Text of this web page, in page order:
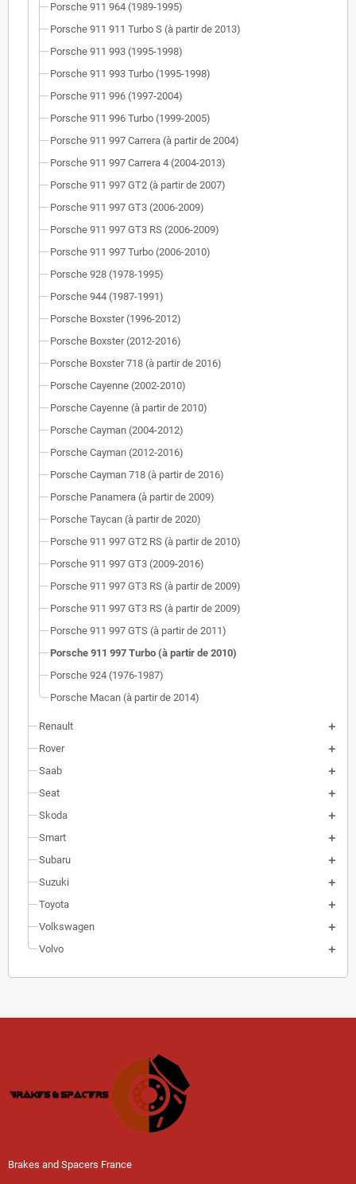
Porsche 911 964 (1989-1995)
Porsche 911 911 Turbo S (à partir de 2013)
Porsche 911 993 (1995-1998)
Porsche 911 993 Turbo (1995-1998)
Porsche 911 996 (1997-2004)
Porsche 911 996 Turbo (1999-2005)
Porsche 911 997 Carrera (à partir de 2004)
Porsche 911 997 Carrera 4 (2004-2013)
Porsche 911 997 GT2 (à partir de 2007)
Porsche 911 997 GT3 (2006-2009)
Porsche 911 997 GT3 RS (2006-2009)
Porsche 911 997 Turbo (2006-2010)
Porsche 928 (1978-1995)
Porsche 944 (1987-1991)
Porsche Boxster (1996-2012)
Porsche Boxster (2012-2016)
Porsche Boxster 718 (à partir de 2016)
Porsche Cayenne (2002-2010)
Porsche Cayenne (à partir de 2010)
Porsche Cayman (2004-2012)
Porsche Cayman (2012-2016)
Porsche Cayman 718 (à partir de 2016)
Porsche Panamera (à partir de 2009)
Porsche Taycan (à partir de 2020)
Porsche 911 997 GT2 RS (à partir de 2010)
Porsche 911 997 GT3 (2009-2016)
Porsche 911 997 GT3 RS (à partir de 2009)
Porsche 911 997 GT3 RS (à partir de 2009)
Porsche 911 997 GTS (à partir de 2011)
Porsche 911 997 Turbo (à partir de 2010)
Porsche 924 (1976-1987)
Porsche Macan (à partir de 2014)
Renault
Rover
Saab
Seat
Skoda
Smart
Subaru
Suzuki
Toyota
Volkswagen
Volvo
Brakes and Spacers France